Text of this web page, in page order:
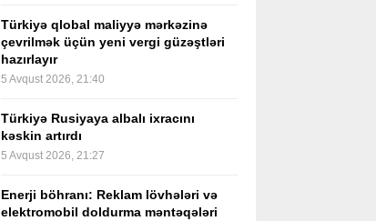
Türkiyə qlobal maliyyə mərkəzinə
çevrilmək üçün yeni vergi güzəştləri
hazırlayır
5 Avqust 2026, 21:40
Türkiyə Rusiyaya albalı ixracını
kəskin artırdı
5 Avqust 2026, 21:27
Enerji böhranı: Reklam lövhələri və
elektromobil doldurma məntəqələri